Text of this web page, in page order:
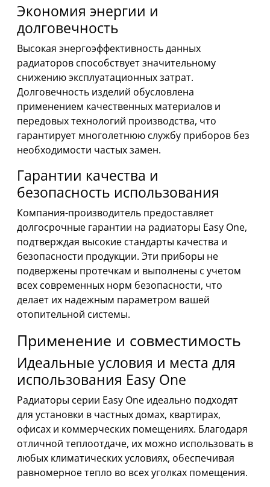
Экономия энергии и
долговечность
Высокая энергоэффективность данных
радиаторов способствует значительному
снижению эксплуатационных затрат.
Долговечность изделий обусловлена
применением качественных материалов и
передовых технологий производства, что
гарантирует многолетнюю службу приборов без
необходимости частых замен.
Гарантии качества и
безопасность использования
Компания-производитель предоставляет
долгосрочные гарантии на радиаторы Easy One,
подтверждая высокие стандарты качества и
безопасности продукции. Эти приборы не
подвержены протечкам и выполнены с учетом
всех современных норм безопасности, что
делает их надежным параметром вашей
отопительной системы.
Применение и совместимость
Идеальные условия и места для
использования Easy One
Радиаторы серии Easy One идеально подходят
для установки в частных домах, квартирах,
офисах и коммерческих помещениях. Благодаря
отличной теплоотдаче, их можно использовать в
любых климатических условиях, обеспечивая
равномерное тепло во всех уголках помещения.